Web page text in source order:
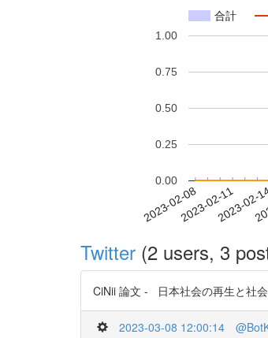
合計
2023-02-082023-02-112023-02-
0.00
0.25
0.50
0.75
1.00
Twitter (2 users, 3
CiNii 論文 - 日本社会の再生と社
2023-03-08 12:00:14